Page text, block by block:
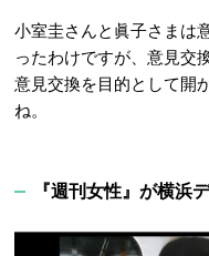
小室圭さんと眞子さまは
ったわけですが、意見交
意見交換を目的として開
ね。
『週刊女性』が横浜